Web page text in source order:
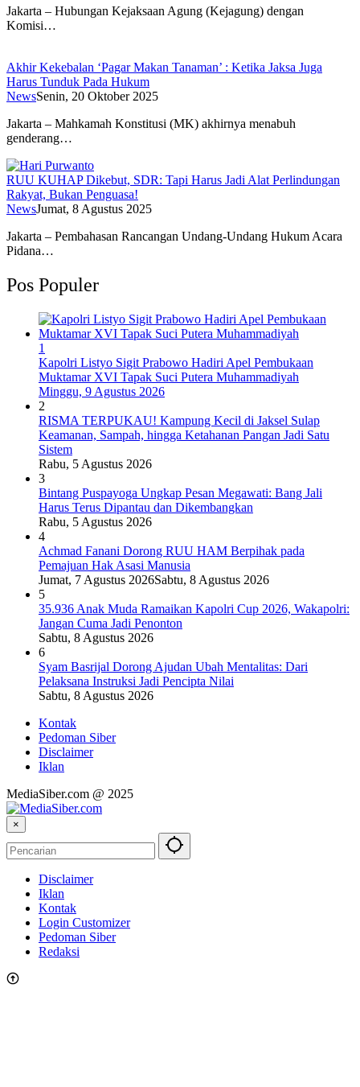
Jakarta – Hubungan Kejaksaan Agung (Kejagung) dengan
Komisi…
Akhir Kekebalan ‘Pagar Makan Tanaman’ : Ketika Jaksa Juga
Harus Tunduk Pada Hukum
NewsSenin, 20 Oktober 2025
Jakarta – Mahkamah Konstitusi (MK) akhirnya menabuh
genderang…
RUU KUHAP Dikebut, SDR: Tapi Harus Jadi Alat Perlindungan
Rakyat, Bukan Penguasa!
NewsJumat, 8 Agustus 2025
Jakarta – Pembahasan Rancangan Undang-Undang Hukum Acara
Pidana…
Pos Populer
1
Kapolri Listyo Sigit Prabowo Hadiri Apel Pembukaan
Muktamar XVI Tapak Suci Putera Muhammadiyah
Minggu, 9 Agustus 2026
2
RISMA TERPUKAU! Kampung Kecil di Jaksel Sulap
Keamanan, Sampah, hingga Ketahanan Pangan Jadi Satu
Sistem
Rabu, 5 Agustus 2026
3
Bintang Puspayoga Ungkap Pesan Megawati: Bang Jali
Harus Terus Dipantau dan Dikembangkan
Rabu, 5 Agustus 2026
4
Achmad Fanani Dorong RUU HAM Berpihak pada
Pemajuan Hak Asasi Manusia
Jumat, 7 Agustus 2026Sabtu, 8 Agustus 2026
5
35.936 Anak Muda Ramaikan Kapolri Cup 2026, Wakapolri:
Jangan Cuma Jadi Penonton
Sabtu, 8 Agustus 2026
6
Syam Basrijal Dorong Ajudan Ubah Mentalitas: Dari
Pelaksana Instruksi Jadi Pencipta Nilai
Sabtu, 8 Agustus 2026
Kontak
Pedoman Siber
Disclaimer
Iklan
MediaSiber.com @ 2025
×
Disclaimer
Iklan
Kontak
Login Customizer
Pedoman Siber
Redaksi